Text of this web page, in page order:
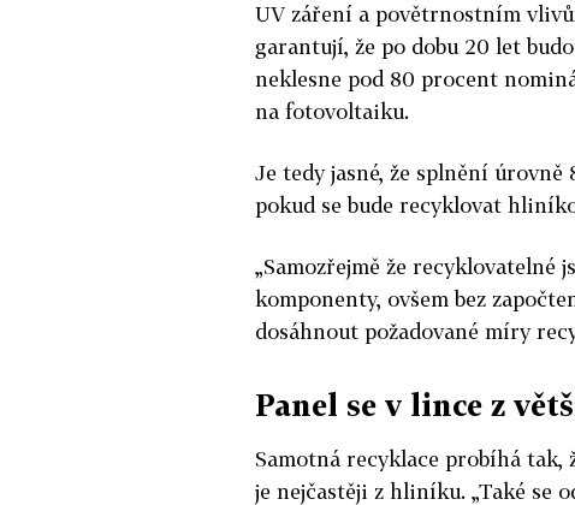
UV záření a povětrnostním
garantují, že po dobu 20 let
neklesne pod 80 procent
na fotovoltaiku.
Je tedy jasné, že splnění
pokud se bude recyklovat
„Samozřejmě že recyklovatelné
komponenty, ovšem bez
dosáhnout požadované míry
Panel se v lince z
Samotná recyklace probíhá tak,
je nejčastěji z hliníku. „Také se